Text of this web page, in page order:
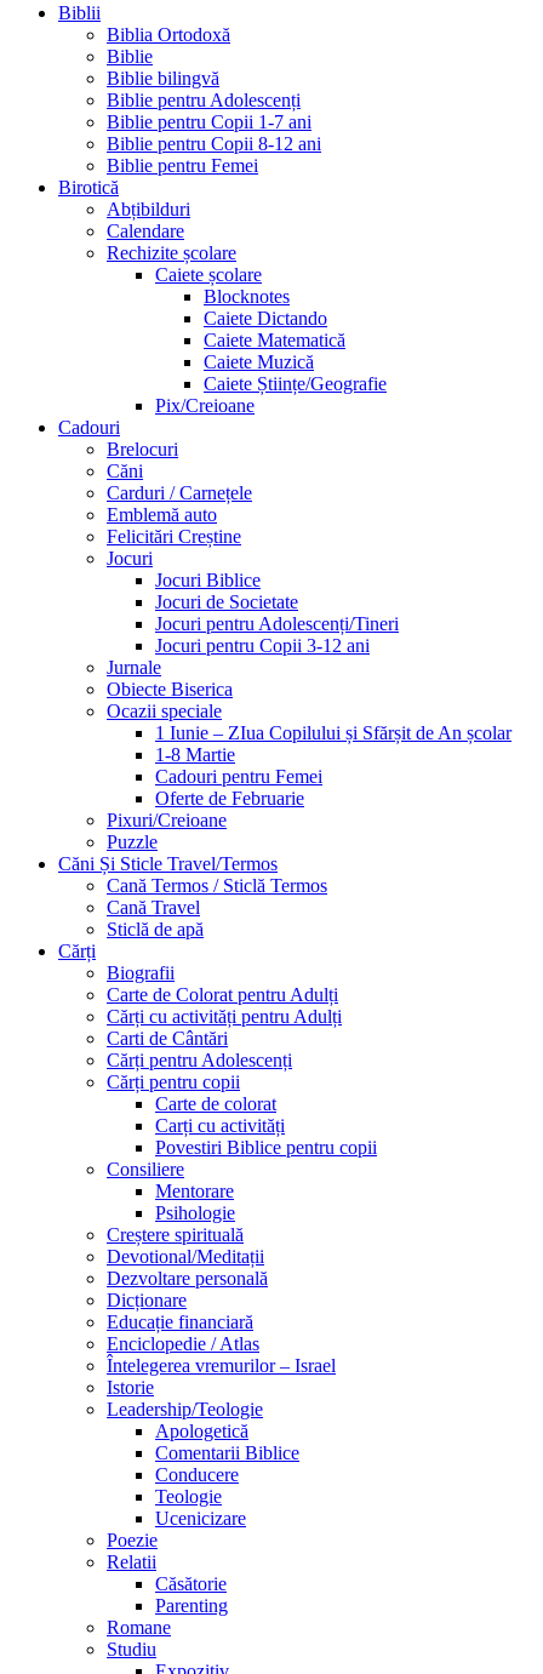
Biblii
Biblia Ortodoxă
Biblie
Biblie bilingvă
Biblie pentru Adolescenți
Biblie pentru Copii 1-7 ani
Biblie pentru Copii 8-12 ani
Biblie pentru Femei
Birotică
Abțibilduri
Calendare
Rechizite școlare
Caiete școlare
Blocknotes
Caiete Dictando
Caiete Matematică
Caiete Muzică
Caiete Științe/Geografie
Pix/Creioane
Cadouri
Brelocuri
Căni
Carduri / Carnețele
Emblemă auto
Felicitări Creștine
Jocuri
Jocuri Biblice
Jocuri de Societate
Jocuri pentru Adolescenți/Tineri
Jocuri pentru Copii 3-12 ani
Jurnale
Obiecte Biserica
Ocazii speciale
1 Iunie – ZIua Copilului și Sfărșit de An școlar
1-8 Martie
Cadouri pentru Femei
Oferte de Februarie
Pixuri/Creioane
Puzzle
Căni Și Sticle Travel/Termos
Cană Termos / Sticlă Termos
Cană Travel
Sticlă de apă
Cărți
Biografii
Carte de Colorat pentru Adulți
Cărți cu activități pentru Adulți
Carti de Cântări
Cărți pentru Adolescenți
Cărți pentru copii
Carte de colorat
Carți cu activități
Povestiri Biblice pentru copii
Consiliere
Mentorare
Psihologie
Creștere spirituală
Devotional/Meditații
Dezvoltare personală
Dicționare
Educație financiară
Enciclopedie / Atlas
Întelegerea vremurilor – Israel
Istorie
Leadership/Teologie
Apologetică
Comentarii Biblice
Conducere
Teologie
Ucenicizare
Poezie
Relatii
Căsătorie
Parenting
Romane
Studiu